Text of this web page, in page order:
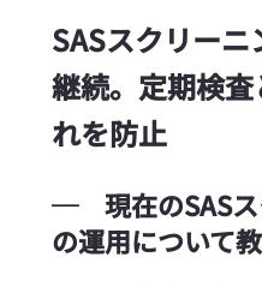
SASスクリー
継続。定期検
れを防止
─ 現在のSAS
の運用について